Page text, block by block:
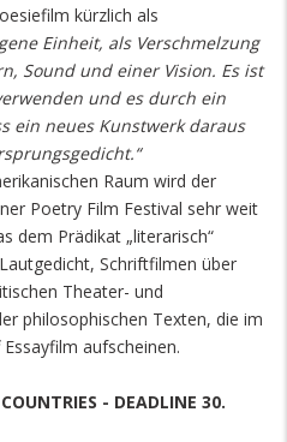
kürzlich als
Einheit, als Verschmelzung
Sound und einer Vision. Es ist
und es durch ein
ein neues Kunstwerk daraus
Raum wird der
Poetry Film Festival sehr weit
dem Prädikat „literarisch“
Schriftfilmen über
Theater- und
philosophischen Texten, die im
aufscheinen.
- DEADLINE 30.